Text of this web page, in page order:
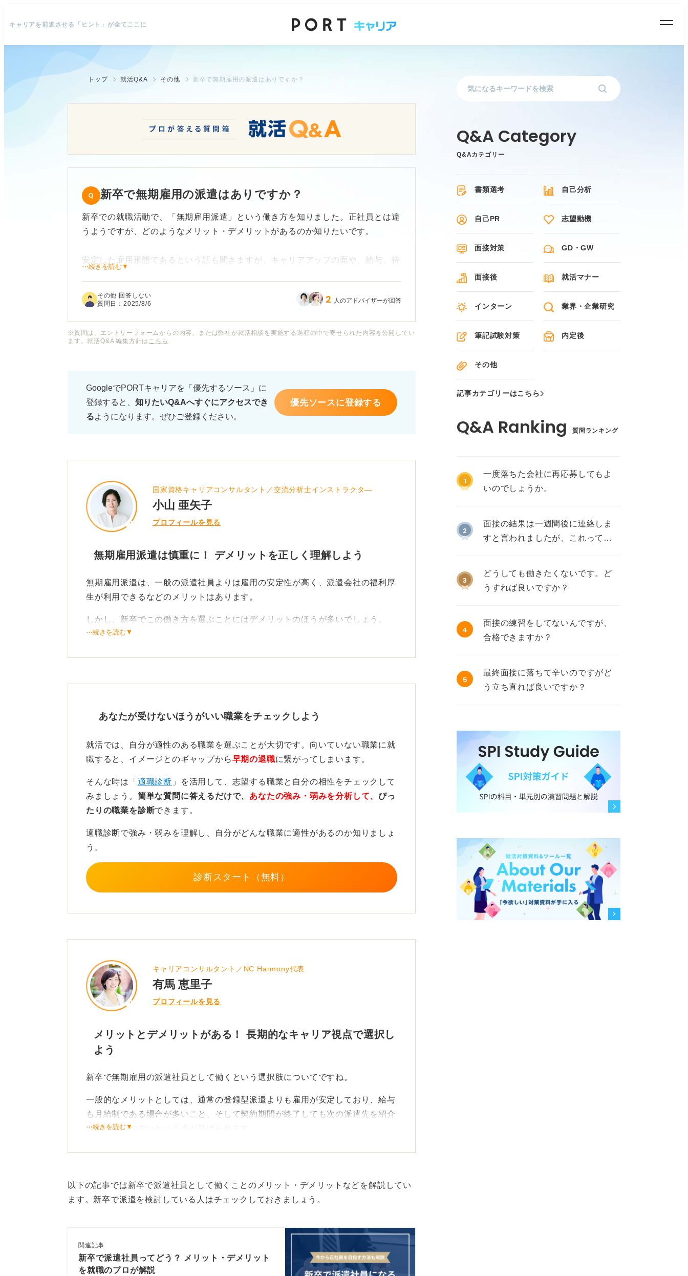
キャリアを前進させる「ヒント」が全てここに
トップ 就活Q&A その他 新卒で無期雇用の派遣はありですか？
新卒で無期雇用の派遣はありですか？
新卒での就職活動で、「無期雇用派遣」という働き方を知りました。正社員とは違
うようですが、どのようなメリット・デメリットがあるのか知りたいです。
安定した雇用形態であるという話も聞きますが、キャリアアップの面や、給与、待
新卒でいきなり無期雇用派遣を選ぶのは正社員と比べてやはりリスキーなのでしょ
実際に新卒で無期雇用派遣として働いている方をご存じの方がいたら、どのような
⋯続きを読む▼
その他 回答しない
質問日：2025/8/6 2 人のアドバイザーが回答
※質問は、エントリーフォームからの内容、または弊社が就活相談を実施する過程の中で寄せられた内容を公開してい
ます。就活Q&A 編集方針は こちら
GoogleでPORTキャリアを「優先するソース」に
登録すると、 知りたいQ&Aへすぐにアクセスでき
るようになります。ぜひご登録ください。
優先ソースに登録する
国家資格キャリアコンサルタント／交流分析士インストラクタ―
小山 亜矢子
プロフィールを見る
無期雇用派遣は慎重に！ デメリットを正しく理解しよう
無期雇用派遣は、一般の派遣社員よりは雇用の安定性が高く、派遣会社の福利厚
生が利用できるなどのメリットはあります。
しかし、新卒でこの働き方を選ぶことにはデメリットのほうが多いでしょう。
まうことです。
理由がない限りは正社員がおすすめ！ 後悔のない選択をしよう
さらに、将来の転職活動において、採用担当者から「なぜ新卒で正社員になら
ず、派遣を選んだのだろうか」「就職活動がうまくいかなかったのだろうか」と
いう先入観を持たれてしまうリスクも否定できません。
「この仕事がやりたいが、無期雇用派遣でしか就けない」というような、よほど
強い理由がない限りは新卒として正社員での就職を目指して最大限努力すること
をおすすめします。
0
⋯続きを読む▼
あなたが受けないほうがいい職業をチェックしよう
就活では、自分が適性のある職業を選ぶことが大切です。向いていない職業に就
職すると、イメージとのギャップから早期の退職に繋がってしまいます。
そんな時は「 適職診断 」を活用して、志望する職業と自分の相性をチェックして
みましょう。 簡単な質問に答えるだけで、 あなたの強み・弱みを分析して、 ぴっ
たりの職業を診断できます。
適職診断で強み・弱みを理解し、自分がどんな職業に適性があるのか知りましょ
う。
診断スタート（無料）
キャリアコンサルタント／NC Harmony代表
有馬 恵里子
プロフィールを見る
メリットとデメリットがある！ 長期的なキャリア視点で選択し
よう
新卒で無期雇用の派遣社員として働くという選択肢についてですね。
一般的なメリットとしては、通常の登録型派遣よりも雇用が安定しており、給与
も月給制である場合が多いこと、そして契約期間が終了しても次の派遣先を紹介
してもらいやすいという点が挙げられます。
また、さまざまな企業や職場で経験を積むことができるため、多様なスキルや知
キャリアの軸を明確にすることが大切！ 慎重に決断しよう
なかでの昇進や昇給といったキャリアアップが目指しにくいことや、長期的な視
点でのキャリア形成を自身で主体的にコントロールしていく難しさがあるでしょ
う。
⋯続きを読む▼
以下の記事では新卒で派遣社員として働くことのメリット・デメリットなどを解説してい
ます。新卒で派遣を検討している人はチェックしておきましょう。
関連記事
新卒で派遣社員ってどう？ メリット・デメリット
を就職のプロが解説
Q&Aカテゴリー
書類選考 自己分析
自己PR 志望動機
面接対策 GD・GW
面接後 就活マナー
インターン 業界・企業研究
筆記試験対策 内定後
その他
記事カテゴリーはこちら
質問ランキング
1
一度落ちた会社に再応募してもよ
いのでしょうか。
2
面接の結果は一週間後に連絡しま
すと言われましたが、これって不
3
どうしても働きたくないです。ど
うすれば良いですか？
4
面接の練習をしてないんですが、
合格できますか？
5
最終面接に落ちて辛いのですがど
う立ち直れば良いですか？